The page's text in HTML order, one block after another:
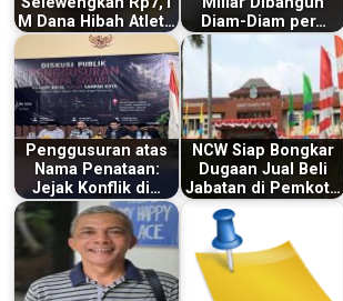
M Dana Hibah Atlet…
Diam-Diam per…
Penggusuran atas
Nama Penataan:
Jejak Konflik di…
NCW Siap Bongkar
Dugaan Jual Beli
Jabatan di Pemkot…